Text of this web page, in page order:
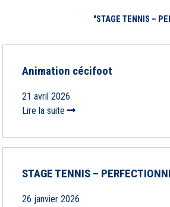
"STAGE TENNIS –
Animation cécifoot
21 avril 2026
Lire la suite
STAGE TENNIS –
26 janvier 2026